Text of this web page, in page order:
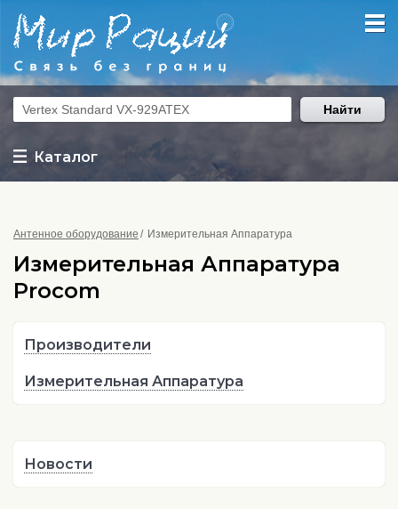
Каталог
Найти
Антенное оборудование Измерительная Аппаратура
Измерительная Аппаратура
Procom
Производители
Измерительная Аппаратура
Новости